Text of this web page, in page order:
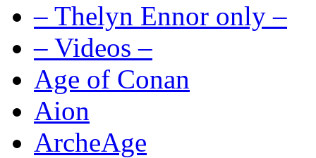
– Thelyn Ennor only –
– Videos –
Age of Conan
Aion
ArcheAge